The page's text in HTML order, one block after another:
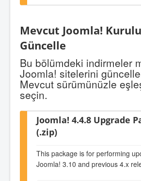
Mevcut Joomla!
Güncelle
Bu bölümdeki indirmeler
Joomla! sitelerini
Mevcut sürümünüzle
seçin.
Joomla! 4.4.8 Upgrade
(.zip)
This package is for performing
Joomla! 3.10 and previous 4.x